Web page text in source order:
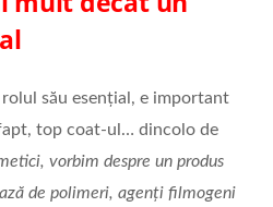
rolul său esențial, e important
top coat-ul… dincolo de
vorbim despre un produs
de polimeri, agenți filmogeni